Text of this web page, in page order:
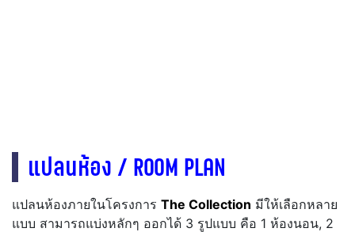
แปลนห้อง / ROOM PLAN
แปลนห้องภายในโครงการ The Collection มีให้เลือกหลาย
แบบ สามารถแบ่งหลักๆ ออกได้ 3 รูปแบบ คือ 1 ห้องนอน, 2